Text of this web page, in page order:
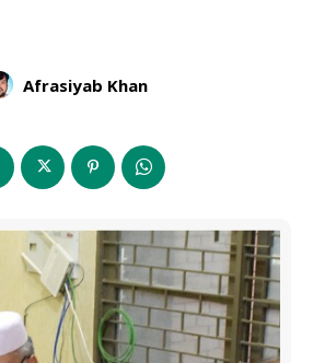
Afrasiyab Khan